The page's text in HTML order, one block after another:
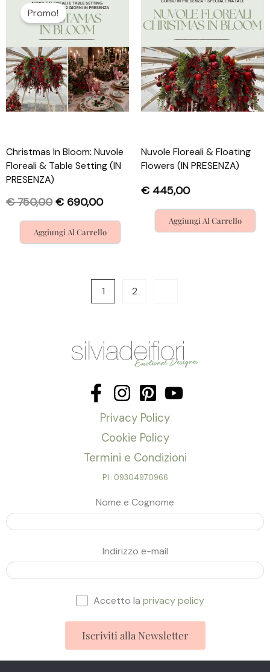
Christmas In Bloom: Nuvole
Floreali & Table Setting (IN
PRESENZA)
€750,00
prezzo
originale
€ 750,00.
€ 690,00
prezzo
attuale
€ 690,00.
Aggiungi Al Carrello
Promo!
Nuvole Floreali & Floating
Flowers (IN PRESENZA)
€ 445,00
Aggiungi Al Carrello
1 2
Privacy Policy
Cookie Policy
Termini e Condizioni
P.I.: 09304970966
Nome e Cognome
Indirizzo e-mail
Accetto laprivacy policy